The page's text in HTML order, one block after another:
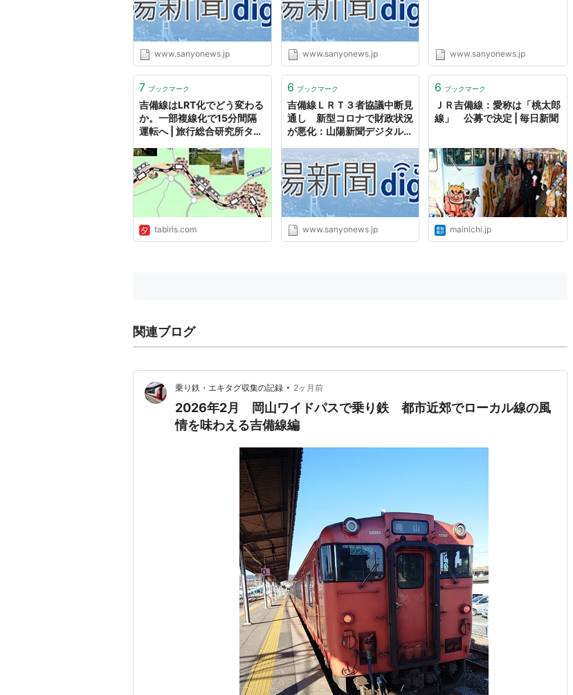
www.sanyonews.jp www.sanyonews.jp www.sanyonews.jp
7 ブックマーク
吉備線はLRT化でどう変わる
か。一部複線化で15分間隔
運転へ | 旅行総合研究所タビ
tabiris.com
6 ブックマーク
吉備線ＬＲＴ３者協議中断見
通し 新型コロナで財政状況
が悪化：山陽新聞デジタル｜
www.sanyonews.jp
6 ブックマーク
ＪＲ吉備線：愛称は「桃太郎
線」 公募で決定 | 毎日新聞
mainichi.jp
関連ブログ
乗り鉄・エキタグ収集の記録 • 2ヶ月前
2026年2月 岡山ワイドパスで乗り鉄 都市近郊でローカル線の風
情を味わえる吉備線編